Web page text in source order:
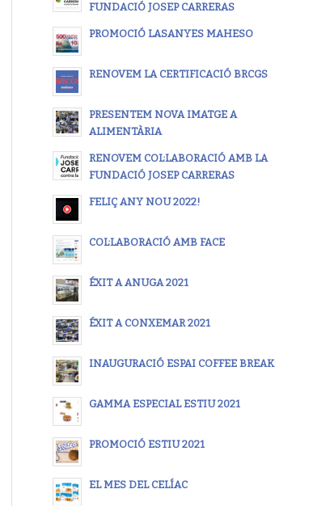
FUNDACIÓ JOSEP CARRERAS
PROMOCIÓ LASANYES MAHESO
RENOVEM LA CERTIFICACIÓ BRCGS
PRESENTEM NOVA IMATGE A
ALIMENTÀRIA
RENOVEM COL·LABORACIÓ AMB LA
FUNDACIÓ JOSEP CARRERAS
FELIÇ ANY NOU 2022!
COL·LABORACIÓ AMB FACE
ÉXIT A ANUGA 2021
ÉXIT A CONXEMAR 2021
INAUGURACIÓ ESPAI COFFEE BREAK
GAMMA ESPECIAL ESTIU 2021
PROMOCIÓ ESTIU 2021
EL MES DEL CELÍAC